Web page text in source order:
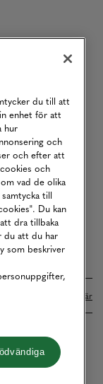
Klarna. Läs mer här
du till att
enhet för att
hur
och
och efter att
och
vad de olika
till
Du kan
dra tillbaka
du att du har
som beskriver